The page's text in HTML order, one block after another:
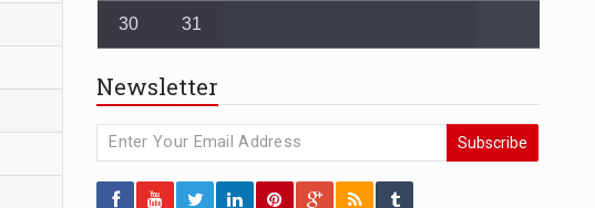
30 31
Newsletter
Subscribe